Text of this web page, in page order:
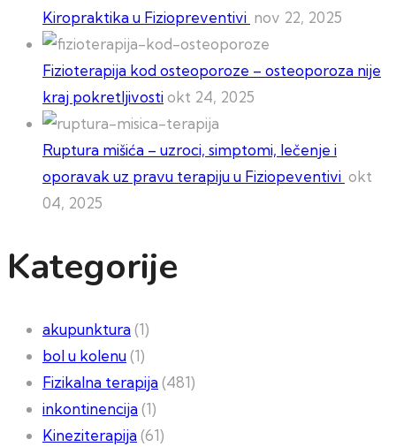
Kiropraktika u Fiziopreventivi nov 22, 2025
Fizioterapija kod osteoporoze – osteoporoza nije
kraj pokretljivostiokt 24, 2025
Ruptura mišića – uzroci, simptomi, lečenje i
oporavak uz pravu terapiju u Fiziopeventivi okt
04, 2025
Kategorije
akupunktura(1)
bol u kolenu(1)
Fizikalna terapija(481)
inkontinencija(1)
Kineziterapija(61)